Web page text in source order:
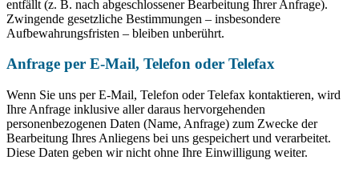
entfällt (z. B. nach abgeschlossener Bearbeitung Ihrer Anfrage).
Zwingende gesetzliche Bestimmungen – insbesondere
Aufbewahrungsfristen – bleiben unberührt.
Anfrage per E-Mail, Telefon oder Telefax
Wenn Sie uns per E-Mail, Telefon oder Telefax kontaktieren, wird
Ihre Anfrage inklusive aller daraus hervorgehenden
personenbezogenen Daten (Name, Anfrage) zum Zwecke der
Bearbeitung Ihres Anliegens bei uns gespeichert und verarbeitet.
Diese Daten geben wir nicht ohne Ihre Einwilligung weiter.